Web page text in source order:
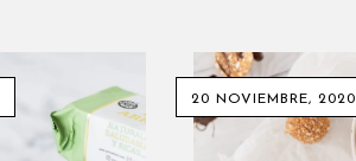
20 NOVIEMBRE, 2020